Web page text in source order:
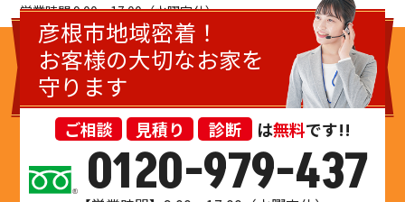
営業時間 9:00～17:00（水曜定休）
彦根市地域密着！
お客様の大切なお家を
守ります
ご相談 見積り 診断 は無料です!!
0120-979-437